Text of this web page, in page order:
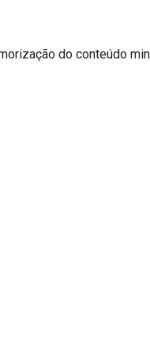
do conteúdo